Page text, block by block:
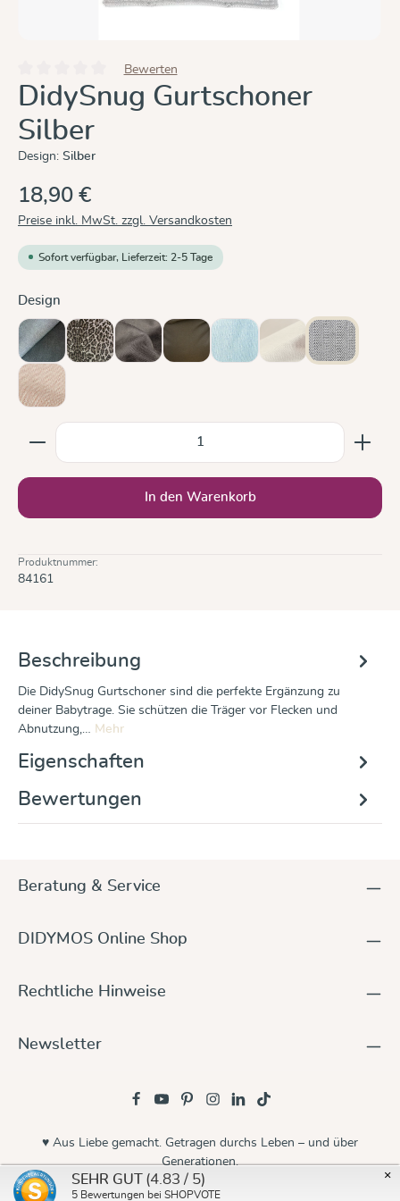
Durchschnittliche Bewertung von 0 von 5 Sternen
Bewerten
DidySnug Gurtschoner
Silber
Design: Silber
18,90 €
Preise inkl. MwSt. zzgl. Versandkosten
Sofort verfügbar, Lieferzeit: 2-5 Tage
Design
Doubleface Anthrazit
Leo Mocca Olive Ozean Sand
(Diese Option ist
Silber
Zimt
Produkt Anzahl: Gib den gewünschten Wert ein
In den Warenkorb
Produktnummer:
84161
Beschreibung
Die DidySnug Gurtschoner sind die perfekte Ergänzung zu
deiner Babytrage. Sie schützen die Träger vor Flecken und
Abnutzung,… Mehr
Eigenschaften
Bewertungen
Beratung & Service
DIDYMOS Online Shop
Rechtliche Hinweise
Newsletter
© 2026 Didymos
♥ Aus Liebe gemacht. Getragen durchs Leben – und über
Generationen.
×
SEHR GUT (4.83 / 5)
5 Bewertungen bei SHOPVOTE